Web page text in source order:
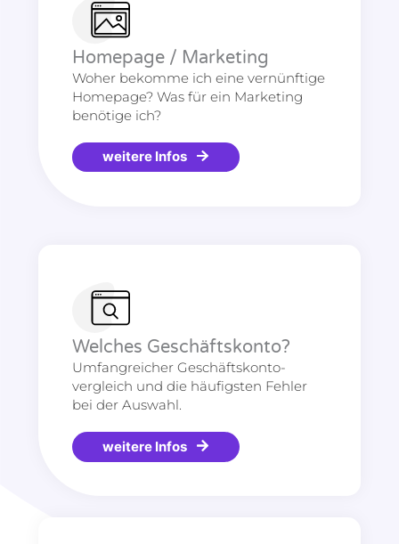
Homepage / Marketing
Woher bekomme ich eine vernünftige
Homepage? Was für ein Marketing
benötige ich?
weitere Infos
Welches Geschäftskonto?
Umfangreicher Geschäftskonto-
vergleich und die häufigsten Fehler
bei der Auswahl.
weitere Infos